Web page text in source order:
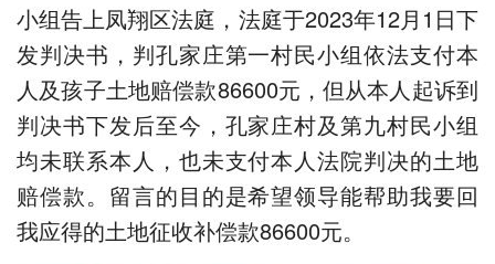
小组告上凤翔区法庭，法庭于2023年12月1日下
发判决书，判孔家庄第一村民小组依法支付本
人及孩子土地赔偿款86600元，但从本人起诉到
判决书下发后至今，孔家庄村及第九村民小组
均未联系本人，也未支付本人法院判决的土地
赔偿款。留言的目的是希望领导能帮助我要回
我应得的土地征收补偿款86600元。